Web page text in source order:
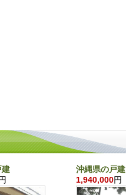
建
沖縄県の戸建
1,940,000円